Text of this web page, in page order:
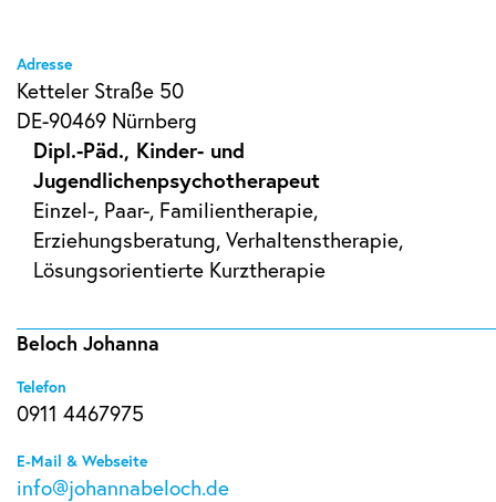
Adresse
Ketteler Straße 50
DE-90469 Nürnberg
Dipl.-Päd., Kinder- und
Jugendlichenpsychotherapeut
Einzel-, Paar-, Familientherapie,
Erziehungsberatung, Verhaltenstherapie,
Lösungsorientierte Kurztherapie
Beloch Johanna
Telefon
0911 4467975
E-Mail & Webseite
info@johannabeloch.de